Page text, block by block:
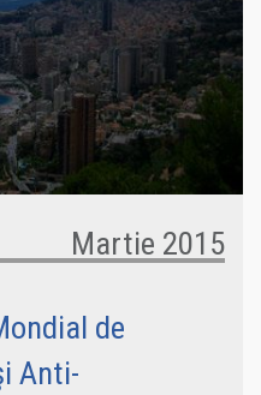
Martie 2015
de
Anti-